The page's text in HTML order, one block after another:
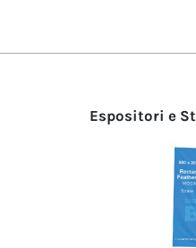
Espositori e